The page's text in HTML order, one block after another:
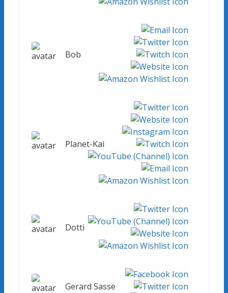
Bob
Planet-Kai
Dotti
Gerard Sasse